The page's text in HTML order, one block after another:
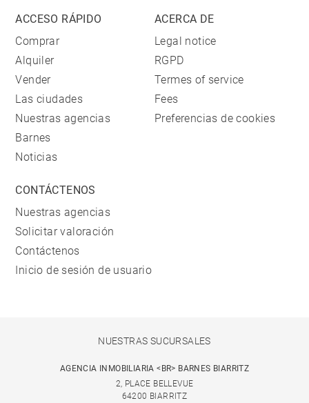
ACCESO RÁPIDO
Comprar
Alquiler
Vender
Las ciudades
Nuestras agencias
Barnes
Noticias
ACERCA DE
Legal notice
RGPD
Termes of service
Fees
Preferencias de cookies
CONTÁCTENOS
Nuestras agencias
Solicitar valoración
Contáctenos
Inicio de sesión de usuario
NUESTRAS SUCURSALES
AGENCIA INMOBILIARIA <BR> BARNES BIARRITZ
2, PLACE BELLEVUE
64200 BIARRITZ